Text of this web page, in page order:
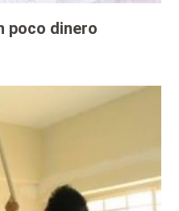
poco dinero